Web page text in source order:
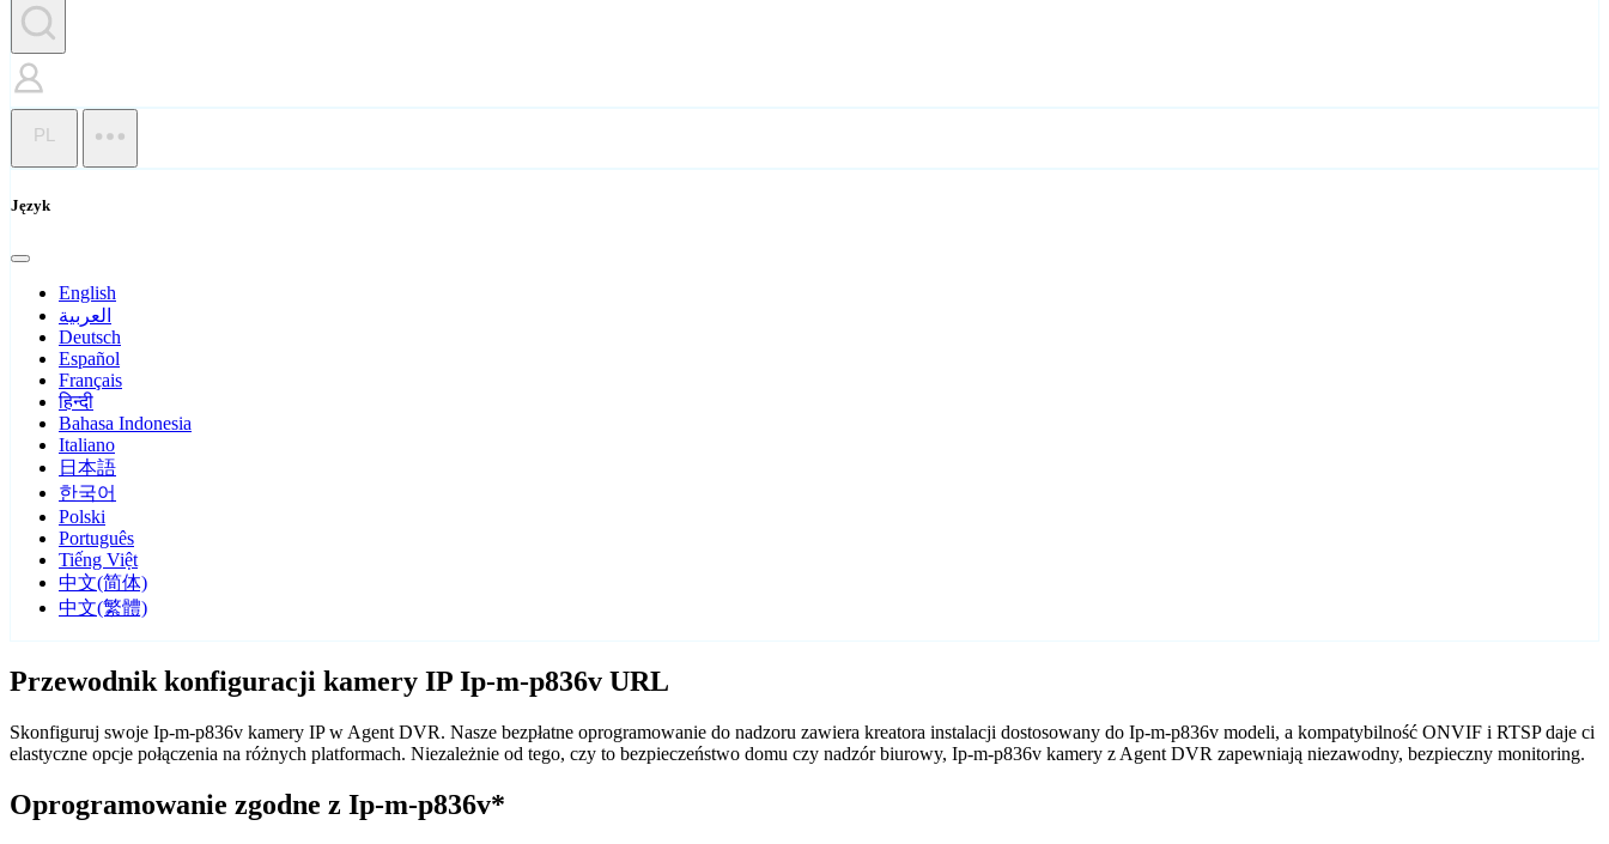
PL
Język
English
العربية
Deutsch
Español
Français
हिन्दी
Bahasa Indonesia
Italiano
日本語
한국어
Polski
Português
Tiếng Việt
中文(简体)
中文(繁體)
Przewodnik konfiguracji kamery IP Ip-m-p836v URL
Skonfiguruj swoje Ip-m-p836v kamery IP w Agent DVR. Nasze bezpłatne oprogramowanie do nadzoru zawiera kreatora instalacji dostosowany do Ip-m-p836v modeli, a kompatybilność ONVIF i RTSP daje ci
elastyczne opcje połączenia na różnych platformach. Niezależnie od tego, czy to bezpieczeństwo domu czy nadzór biurowy, Ip-m-p836v kamery z Agent DVR zapewniają niezawodny, bezpieczny monitoring.
Oprogramowanie zgodne z Ip-m-p836v*